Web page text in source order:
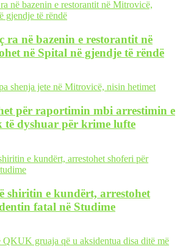
ra në bazenin e restorantit në
në Spital në gjendje të rëndë
për raportimin mbi arrestimin e
të dyshuar për krime lufte
shiritin e kundërt, arrestohet
fatal në Studime